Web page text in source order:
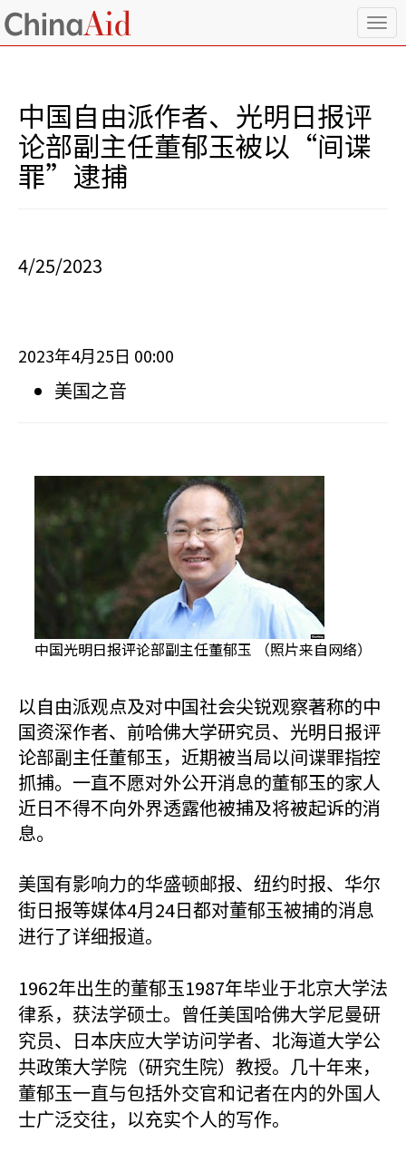
T
o
中国自由派作者、光明日报评
论部副主任董郁玉被以“间谍
罪”逮捕
4/25/2023
2023年4月 25 日 00:00
美国之音
中国光明日报评论部副主任董郁玉 （照片来自网络）
以自由派观点及对中国社会尖锐观察著称的中
国资深作者、前哈佛大学研究员、光明日报评
论部副主任董郁玉，近期被当局以间谍罪指控
抓捕。一直不愿对外公开消息的董郁玉的家人
近日不得不向外界透露他被捕及将被起诉的消
息。
美国有影响力的华盛顿邮报、纽约时报、华尔
街日报等媒体4月 24 日都对董郁玉被捕的消息
进行了详细报道。
1962年出生的董郁玉1987年毕业于北京大学法
律系，获法学硕士。曾任美国哈佛大学尼曼研
究员、日本庆应大学访问学者、北海道大学公
共政策大学院（研究生院）教授。几十年来，
董郁玉一直与包括外交官和记者在内的外国人
士广泛交往，以充实个人的写作。